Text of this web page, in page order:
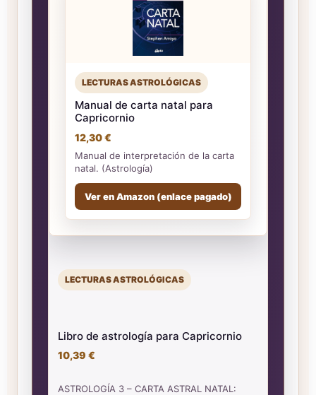
LECTURAS ASTROLÓGICAS
Manual de carta natal para
Capricornio
12,30 €
Manual de interpretación de la carta
natal. (Astrología)
Ver en Amazon (enlace pagado)
LECTURAS ASTROLÓGICAS
Libro de astrología para Capricornio
10,39 €
ASTROLOGÍA 3 – CARTA ASTRAL NATAL: